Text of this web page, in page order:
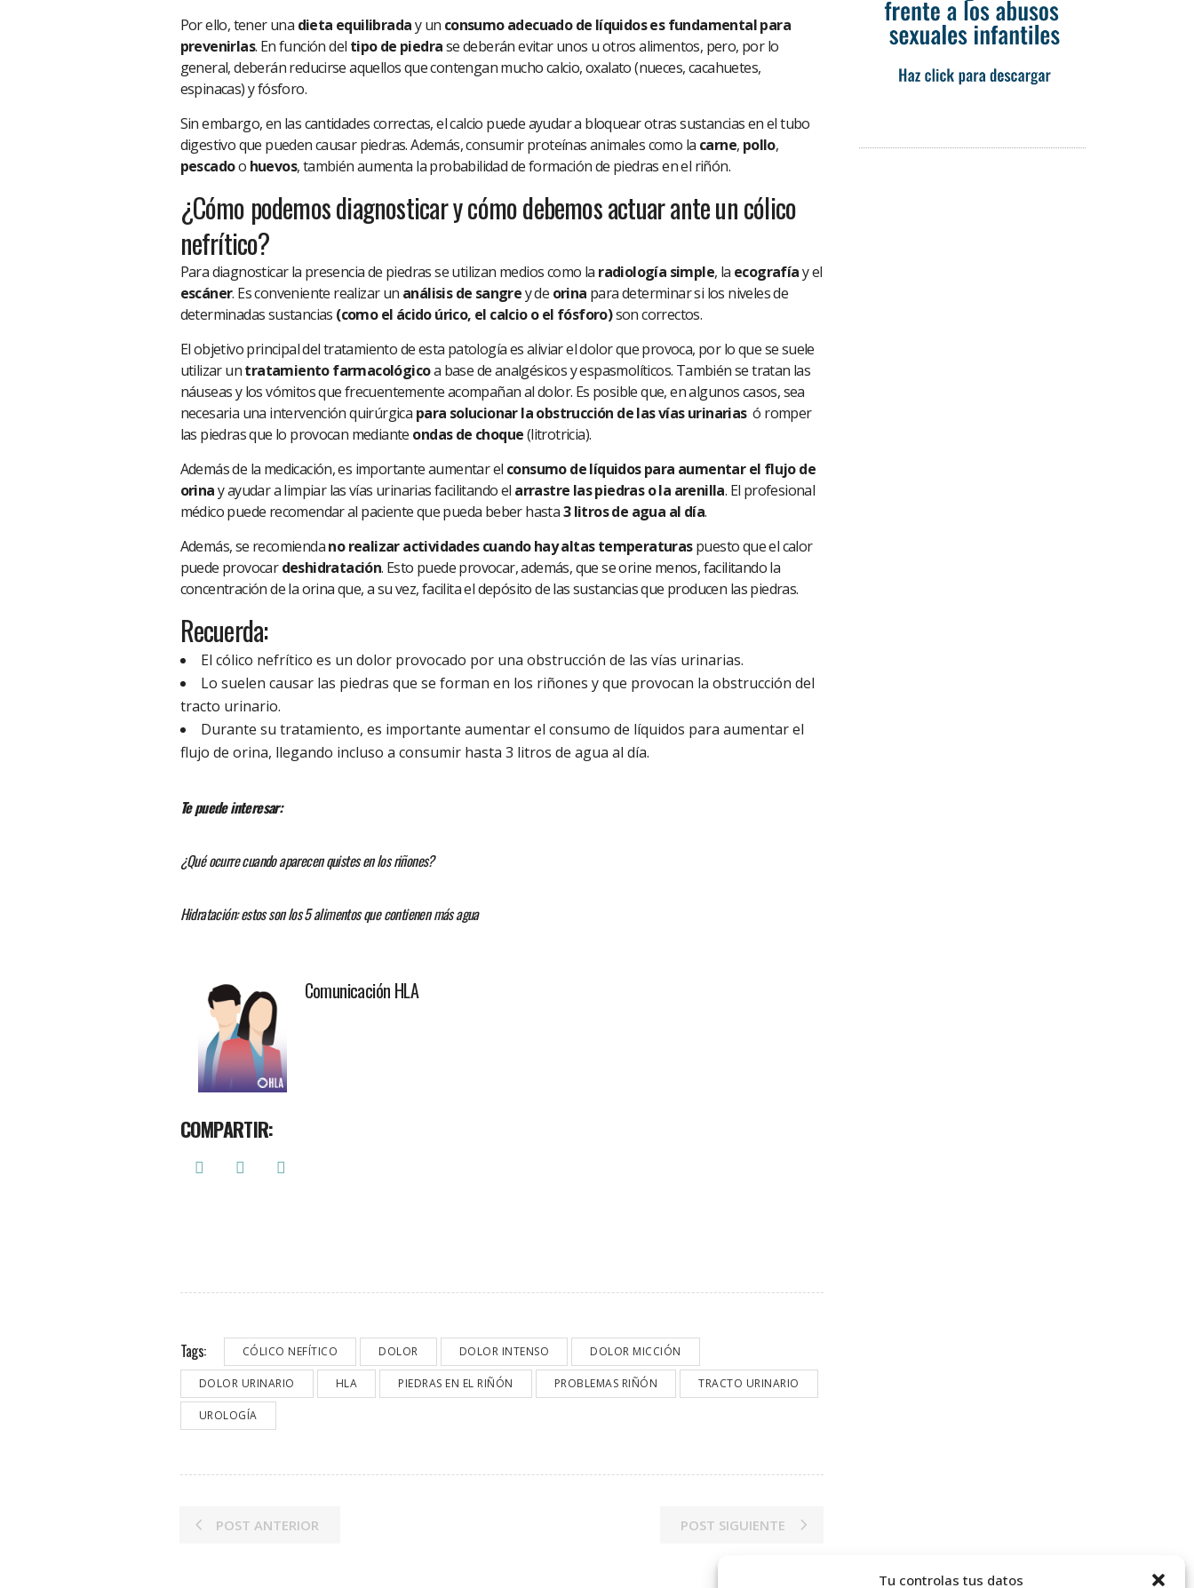
Tu controlas tus datos
Por ello, tener una dieta equilibraday un consumo adecuado de líquidos es fundamental para
prevenirlas. En función del tipo de piedrase deberán evitar unos u otros alimentos, pero, por lo
general, deberán reducirse aquellos que contengan mucho calcio, oxalato (nueces, cacahuetes,
espinacas) y fósforo.
Sin embargo, en las cantidades correctas, el calcio puede ayudar a bloquear otras sustancias en el tubo
digestivo que pueden causar piedras. Además, consumir proteínas animales como la carne, pollo,
pescadoo huevos, también aumenta la probabilidad de formación de piedras en el riñón.
¿Cómo podemos diagnosticar y cómo debemos actuar ante un cólico
nefrítico?
Para diagnosticar la presencia de piedras se utilizan medios como la radiología simple, la ecografíay el
escáner. Es conveniente realizar un análisis de sangrey de orina para determinar si los niveles de
determinadas sustancias (como el ácido úrico, el calcio o el fósforo)son correctos.
El objetivo principal del tratamiento de esta patología es aliviar el dolor que provoca, por lo que se suele
utilizar untratamiento farmacológicoa base de analgésicos y espasmolíticos. También se tratan las
náuseas y los vómitos que frecuentemente acompañan al dolor. Es posible que, en algunos casos, sea
necesaria una intervención quirúrgica para solucionar la obstrucción de las vías urinarias ó romper
las piedras que lo provocan mediante ondas de choque(litrotricia).
Además de la medicación, es importante aumentar el consumo de líquidos para aumentar el flujo de
orinay ayudar a limpiar las vías urinarias facilitando el arrastre las piedras o la arenilla. El profesional
médico puede recomendar al paciente que pueda beber hasta3 litros de agua al día.
Además, se recomiendano realizar actividades cuando hay altas temperaturaspuesto que el calor
puede provocardeshidratación. Esto puede provocar, además, que se orine menos, facilitando la
concentración de la orina que, a su vez, facilita el depósito de las sustancias que producen las piedras.
Recuerda:
El cólico nefrítico es un dolor provocado por una obstrucción de las vías urinarias.
Lo suelen causar las piedras que se forman en los riñones y que provocan la obstrucción del
tracto urinario.
Durante su tratamiento, es importante aumentar el consumo de líquidos para aumentar el
flujo de orina, llegando incluso a consumir hasta 3 litros de agua al día.
Te puede interesar:
¿Qué ocurre cuando aparecen quistes en los riñones?
Hidratación: estos son los 5 alimentos que contienen más agua
Comunicación HLA
COMPARTIR:
Tags: CÓLICO NEFÍTICO DOLOR DOLOR INTENSO DOLOR MICCIÓN
DOLOR URINARIO HLA PIEDRAS EN EL RIÑÓN PROBLEMAS RIÑÓN TRACTO URINARIO
UROLOGÍA
POST ANTERIOR POST SIGUIENTE